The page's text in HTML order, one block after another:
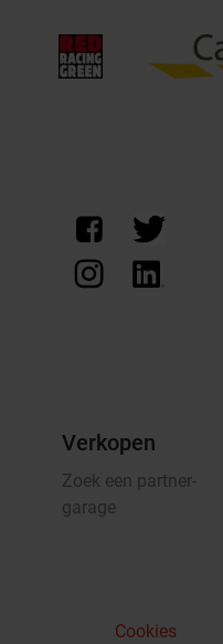
Verkopen
Zoek een partner-
garage
Cookies